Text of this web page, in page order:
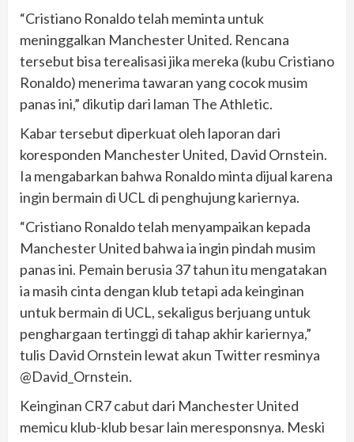
“Cristiano Ronaldo telah meminta untuk
meninggalkan Manchester United. Rencana
tersebut bisa terealisasi jika mereka (kubu Cristiano
Ronaldo) menerima tawaran yang cocok musim
panas ini,” dikutip dari laman The Athletic.
Kabar tersebut diperkuat oleh laporan dari
koresponden Manchester United, David Ornstein.
Ia mengabarkan bahwa Ronaldo minta dijual karena
ingin bermain di UCL di penghujung kariernya.
“Cristiano Ronaldo telah menyampaikan kepada
Manchester United bahwa ia ingin pindah musim
panas ini. Pemain berusia 37 tahun itu mengatakan
ia masih cinta dengan klub tetapi ada keinginan
untuk bermain di UCL, sekaligus berjuang untuk
penghargaan tertinggi di tahap akhir kariernya,”
tulis David Ornstein lewat akun Twitter resminya
@David_Ornstein.
Keinginan CR7 cabut dari Manchester United
memicu klub-klub besar lain meresponsnya. Meski